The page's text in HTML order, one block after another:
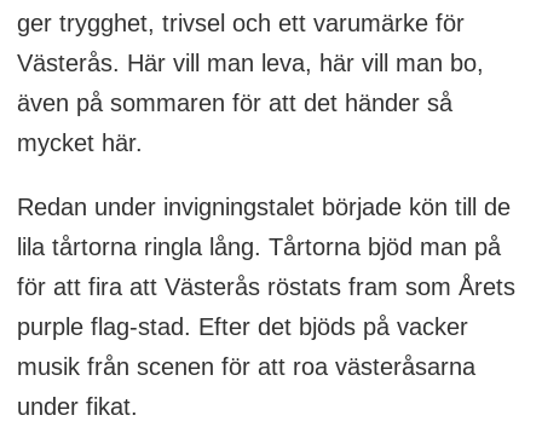
ger trygghet, trivsel och ett varumärke för
Västerås. Här vill man leva, här vill man bo,
även på sommaren för att det händer så
mycket här.
Redan under invigningstalet började kön till de
lila tårtorna ringla lång. Tårtorna bjöd man på
för att fira att Västerås röstats fram som Årets
purple flag-stad. Efter det bjöds på vacker
musik från scenen för att roa västeråsarna
under fikat.